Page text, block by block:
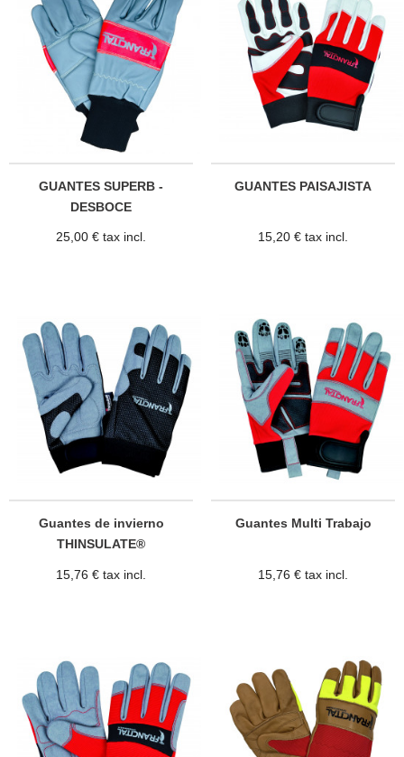
GUANTES SUPERB -
DESBOCE
25,00 € tax incl.
GUANTES PAISAJISTA
15,20 € tax incl.
Guantes de invierno
THINSULATE®
15,76 € tax incl.
Guantes Multi Trabajo
15,76 € tax incl.